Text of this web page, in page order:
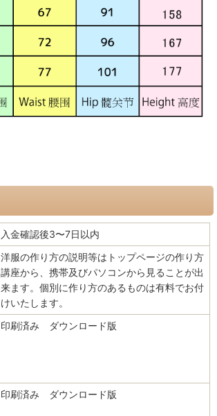
入金確認後3〜7日以内
洋服の作り方の説明等はトップページの作り方
講座から、携帯及びパソコンから見ることが出
来ます。個別に作り方のあるものは有料でお付
けいたします。
印刷済み ダウンロード版
印刷済み ダウンロード版